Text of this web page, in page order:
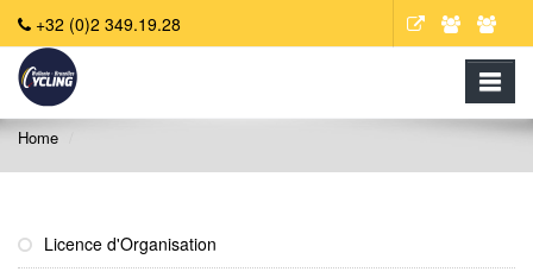
+32 (0)2 349.19.28
Home
Licence d'Organisation